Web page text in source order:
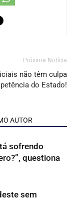
Próxima Notícia
não têm culpa
do Estado!
AUTOR
sofrendo
questiona
sem